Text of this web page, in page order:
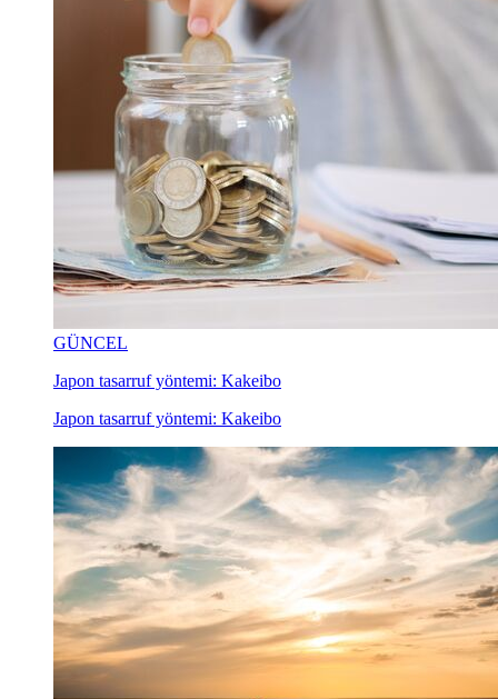
GÜNCEL
Japon tasarruf yöntemi: Kakeibo
Japon tasarruf yöntemi: Kakeibo